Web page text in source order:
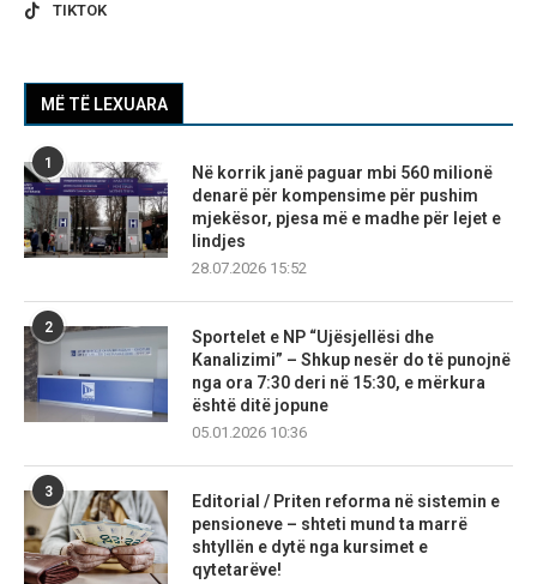
TIKTOK
MË TË LEXUARA
1
Në korrik janë paguar mbi 560 milionë
denarë për kompensime për pushim
mjekësor, pjesa më e madhe për lejet e
lindjes
28.07.2026 15:52
2
Sportelet e NP “Ujësjellësi dhe
Kanalizimi” – Shkup nesër do të punojnë
nga ora 7:30 deri në 15:30, e mërkura
është ditë jopune
05.01.2026 10:36
3
Editorial / Priten reforma në sistemin e
pensioneve – shteti mund ta marrë
shtyllën e dytë nga kursimet e
qytetarëve!